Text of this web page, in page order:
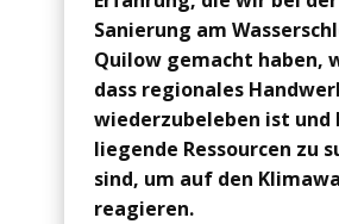
Sanierung am
Quilow gemacht haben,
dass regionales
wiederzubeleben ist und
liegende Ressourcen zu
sind, um auf den
reagieren.